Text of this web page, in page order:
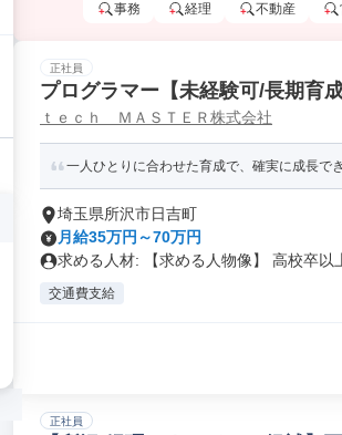
事務 経理 不動産
正社員
プログラマー【未経験可/長期育成
ｔｅｃｈ ＭＡＳＴＥＲ株式会社
一人ひとりに合わせた育成で、確実に成長で
埼玉県所沢市日吉町
月給35万円～70万円
求める人材: 【求める人物像】 高校卒以
交通費支給
正社員